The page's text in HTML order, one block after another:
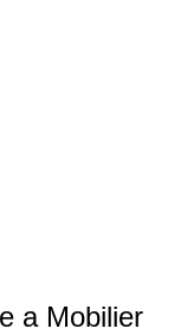
a Mobilier